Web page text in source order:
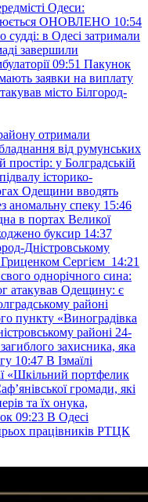
Одеси:
ОНОВЛЕНО 10:54
судді: в Одесі затримали
завершили
09:51 Пакунок
заявки на виплату
місто Білгород-
отримали
від румунських
у Болградській
історико-
Одещини вводять
аномальну спеку 15:46
в портах Великої
буксир 14:37
Дністровському
Сергієм 14:21
однорічного сина:
атакував Одещину: є
районі
пункту «Виноградівка
районі 24-
захисника, яка
10:47 В Ізмаїлі
«Шкільний портфелик
громади, які
та їх онука,
09:23 В Одесі
працівників РТЦК